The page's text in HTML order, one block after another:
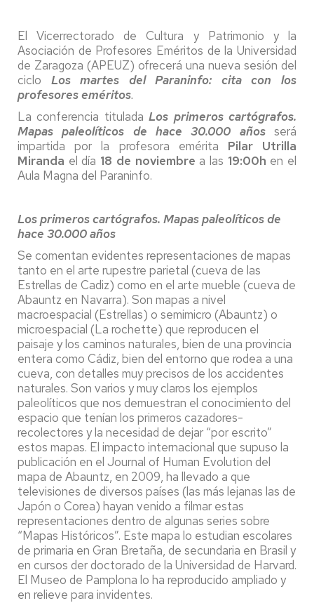
El Vicerrectorado de Cultura y Patrimonio y la
Asociación de Profesores Eméritos de la Universidad
de Zaragoza (APEUZ) ofrecerá una nueva sesión del
ciclo Los martes del Paraninfo: cita con los
profesores eméritos.
La conferencia tituladaLos primeros cartógrafos.
Mapas paleolíticos de hace 30.000 años será
impartida por la profesora emérita Pilar Utrilla
Miranda el día 18 de noviembre a las 19:00h en el
Aula Magna del Paraninfo.
Los primeros cartógrafos. Mapas paleolíticos de
hace 30.000 años
Se comentan evidentes representaciones de mapas
tanto en el arte rupestre parietal (cueva de las
Estrellas de Cadiz) como en el arte mueble (cueva de
Abauntz en Navarra). Son mapas a nivel
macroespacial (Estrellas) o semimicro (Abauntz) o
microespacial (La rochette) que reproducen el
paisaje y los caminos naturales, bien de una provincia
entera como Cádiz, bien del entorno que rodea a una
cueva, con detalles muy precisos de los accidentes
naturales. Son varios y muy claros los ejemplos
paleolíticos que nos demuestran el conocimiento del
espacio que tenían los primeros cazadores-
recolectores y la necesidad de dejar “por escrito”
estos mapas. El impacto internacional que supuso la
publicación en el Journal of Human Evolution del
mapa de Abauntz, en 2009, ha llevado a que
televisiones de diversos países (las más lejanas las de
Japón o Corea) hayan venido a filmar estas
representaciones dentro de algunas series sobre
“Mapas Históricos”. Este mapa lo estudian escolares
de primaria en Gran Bretaña, de secundaria en Brasil y
en cursos der doctorado de la Universidad de Harvard.
El Museo de Pamplona lo ha reproducido ampliado y
en relieve para invidentes.